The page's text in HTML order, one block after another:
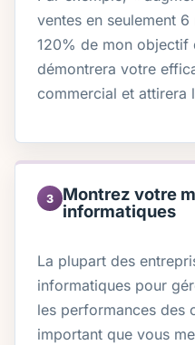
ventes en seulement
120% de mon objectif
démontrera votre
commercial et attirera
3
Montrez votre
informatiques
La plupart des
informatiques pour
les performances des
important que vous